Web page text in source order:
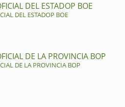
DEL ESTADOP BOE
DEL ESTADOP BOE
DE LA PROVINCIA BOP
DE LA PROVINCIA BOP